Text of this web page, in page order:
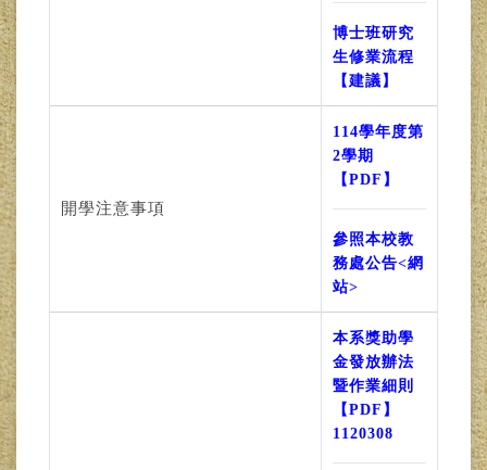
博士班研究
生修業流程
【建議】
開學注意事項
114學年度第
2學期
【PDF】
參照本校教
務處公告<網
站>
本系獎助學
金發放辦法
暨作業細則
【PDF】
1120308